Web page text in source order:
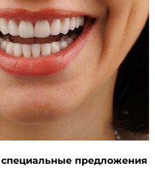
предложения